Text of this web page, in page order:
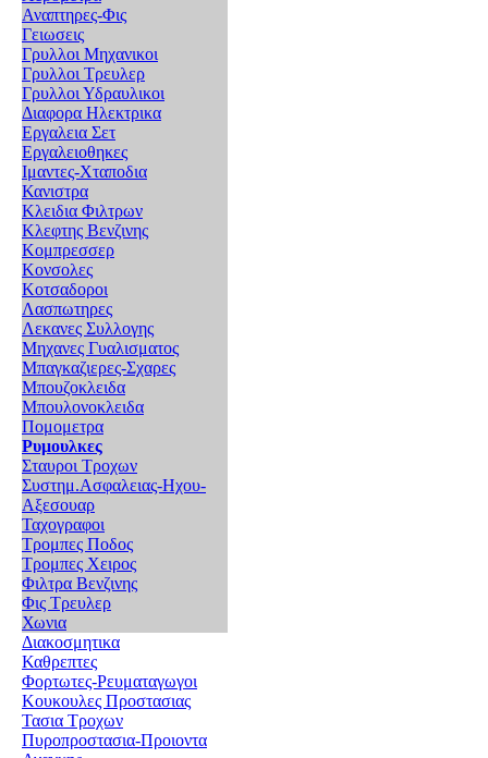
Αναπτηρες-Φις
Γειωσεις
Γρυλλοι Μηχανικοι
Γρυλλοι Τρευλερ
Γρυλλοι Υδραυλικοι
Διαφορα Ηλεκτρικα
Εργαλεια Σετ
Εργαλειοθηκες
Ιμαντες-Χταποδια
Κανιστρα
Κλειδια Φιλτρων
Κλεφτης Βενζινης
Κομπρεσσερ
Κονσολες
Κοτσαδοροι
Λασπωτηρες
Λεκανες Συλλογης
Μηχανες Γυαλισματος
Μπαγκαζιερες-Σχαρες
Μπουζοκλειδα
Μπουλονοκλειδα
Πομομετρα
Ρυμουλκες
Σταυροι Τροχων
Συστημ.Ασφαλειας-Ηχου-
Αξεσουαρ
Ταχογραφοι
Τρομπες Ποδος
Τρομπες Χειρος
Φιλτρα Βενζινης
Φις Τρευλερ
Χωνια
Διακοσμητικα
Καθρεπτες
Φορτωτες-Ρευματαγωγοι
Κουκουλες Προστασιας
Τασια Τροχων
Πυροπροστασια-Προιοντα